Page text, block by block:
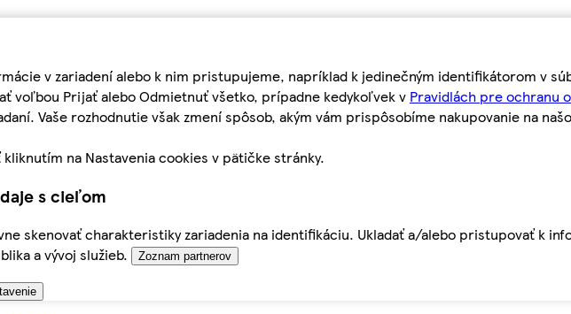
v zariadení alebo k nim pristupujeme, napríklad k jedinečným identifikátorom v
voľbou Prijať alebo Odmietnuť všetko, prípadne kedykoľvek v Pravidlách pre ochranu
Vaše rozhodnutie však zmení spôsob, akým vám prispôsobíme nakupovanie na
na Nastavenia cookies v pätičke stránky.
s cieľom
skenovať charakteristiky zariadenia na identifikáciu. Ukladať a/alebo pristupovať k
a vývoj služieb.
Zoznam partnerov